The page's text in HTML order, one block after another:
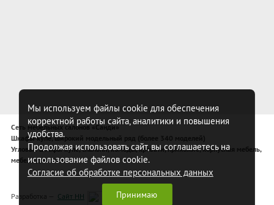
Сеть мебельных салонов «Санди»
Шкафы-купе, широкий модельный ряд (более 340 моделей)
Угловые шкафы-купе, спальни, комоды, кровати, прихожие, корпусная мебель,
мебель для спальни
Разработка — Сайт НН
Мы используем файлы cookie для обеспечения
корректной работы сайта, аналитики и повышения
удобства.
Продолжая использовать сайт, вы соглашаетесь на
использование файлов cookie.
Согласие об обработке персональных данных
Принимаю